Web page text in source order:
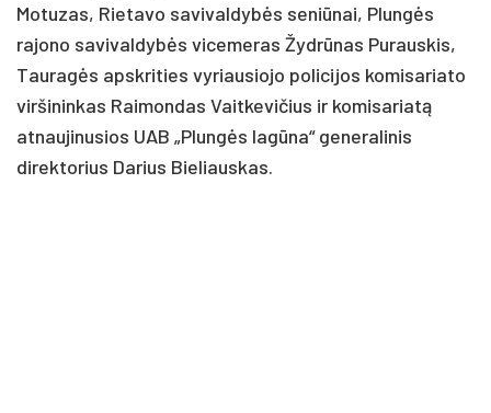
Motuzas, Rietavo savivaldybės seniūnai, Plungės
rajono savivaldybės vicemeras Žydrūnas Purauskis,
Tauragės apskrities vyriausiojo policijos komisariato
viršininkas Raimondas Vaitkevičius ir komisariatą
atnaujinusios UAB „Plungės lagūna“ generalinis
direktorius Darius Bieliauskas.